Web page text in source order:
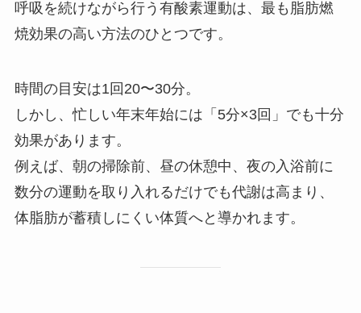
呼吸を続けながら行う有酸素運動は、最も脂肪燃
焼効果の高い方法のひとつです。
時間の目安は1回20〜30分。
しかし、忙しい年末年始には「5分×3回」でも十分
効果があります。
例えば、朝の掃除前、昼の休憩中、夜の入浴前に
数分の運動を取り入れるだけでも代謝は高まり、
体脂肪が蓄積しにくい体質へと導かれます。